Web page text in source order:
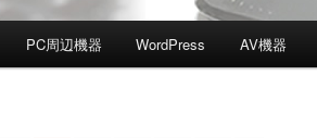
PC周辺機器 WordPress AV機器